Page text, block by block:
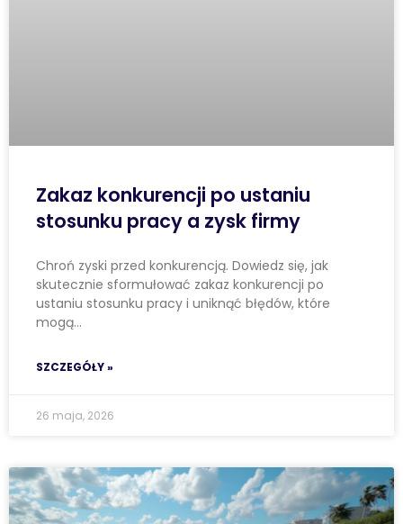
Zakaz konkurencji po ustaniu
stosunku pracy a zysk firmy
Chroń zyski przed konkurencją. Dowiedz się, jak
skutecznie sformułować zakaz konkurencji po
ustaniu stosunku pracy i uniknąć błędów, które
mogą…
SZCZEGÓŁY »
26 maja, 2026